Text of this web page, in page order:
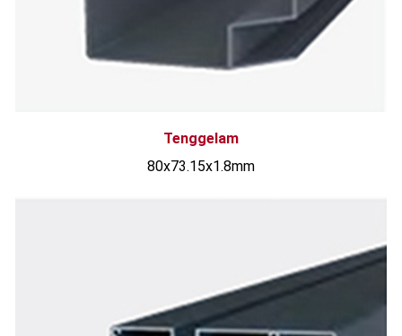
Tenggelam
80x73.15x1.8mm